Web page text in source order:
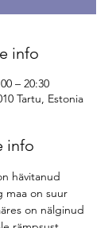
info
– 20:30
Tartu, Estonia
info
hävitanud
maa on suur
on nälginud